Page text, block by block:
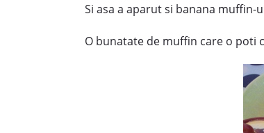
Si asa a aparut si banana muffin-
O bunatate de muffin care o poti